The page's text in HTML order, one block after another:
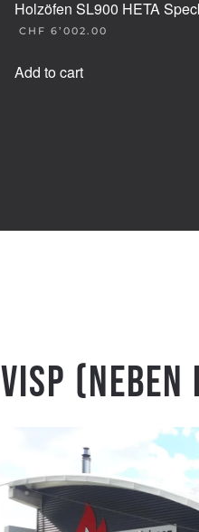
Holzöfen SL900 HETA
CHF 6’002.00
Add to cart
Visp